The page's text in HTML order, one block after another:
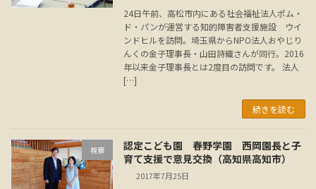
24日午前、高松市内にある社会福祉法人ポム・
ド・パンが運営する知的障害者支援施設 ウイ
ンドヒルを訪問。埼玉県からNPO法人おやじり
んくの金子理事長・山田詩織さんが同行。2016
年以来金子理事長とは2度目の訪問です。 法人
[…]
続きを読む
視察
認定こども園 春野学園 西岡園長と子
育て支援で意見交換（高知県高知市）
2017年7月25日